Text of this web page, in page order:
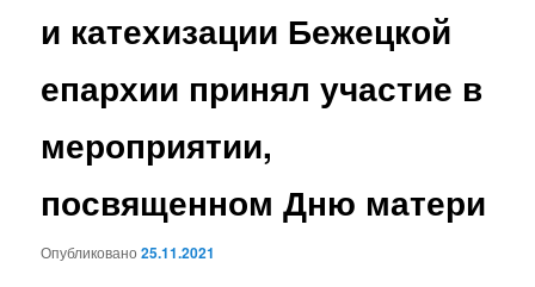
и катехизации Бежецкой
епархии принял участие в
мероприятии,
посвященном Дню матери
Опубликовано25.11.2021